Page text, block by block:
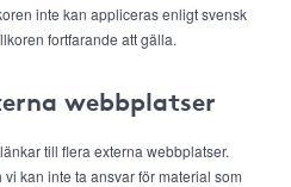
inte kan appliceras enligt svensk
fortfarande att gälla.
webbplatser
till flera externa webbplatser.
kan inte ta ansvar för material som